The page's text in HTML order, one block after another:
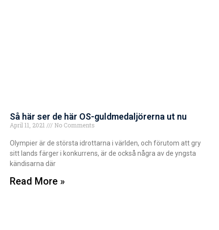
Så här ser de här OS-guldmedaljörerna ut nu
April 11, 2021 No Comments
Olympier är de största idrottarna i världen, och förutom att gry
sitt lands färger i konkurrens, är de också några av de yngsta
kändisarna där
Read More »